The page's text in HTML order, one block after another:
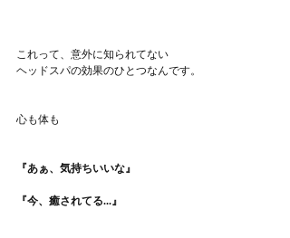
これって、意外に知られてない
ヘッドスパの効果のひとつなんです。
心も体も
『あぁ、気持ちいいな』
『今、癒されてる...』